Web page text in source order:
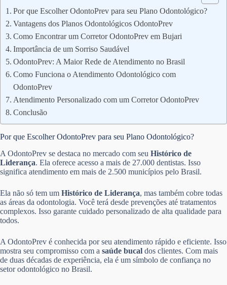
Por que Escolher OdontoPrev para seu Plano Odontológico?
Vantagens dos Planos Odontológicos OdontoPrev
Como Encontrar um Corretor OdontoPrev em Bujari
Importância de um Sorriso Saudável
OdontoPrev: A Maior Rede de Atendimento no Brasil
Como Funciona o Atendimento Odontológico com
OdontoPrev
Atendimento Personalizado com um Corretor OdontoPrev
Conclusão
Por que Escolher OdontoPrev para seu Plano Odontológico?
A OdontoPrev se destaca no mercado com seu Histórico de
Liderança. Ela oferece acesso a mais de 27.000 dentistas. Isso
significa atendimento em mais de 2.500 municípios pelo Brasil.
Ela não só tem um Histórico de Liderança, mas também cobre todas
as áreas da odontologia. Você terá desde prevenções até tratamentos
complexos. Isso garante cuidado personalizado de alta qualidade para
todos.
A OdontoPrev é conhecida por seu atendimento rápido e eficiente. Isso
mostra seu compromisso com a saúde bucal dos clientes. Com mais
de duas décadas de experiência, ela é um símbolo de confiança no
setor odontológico no Brasil.